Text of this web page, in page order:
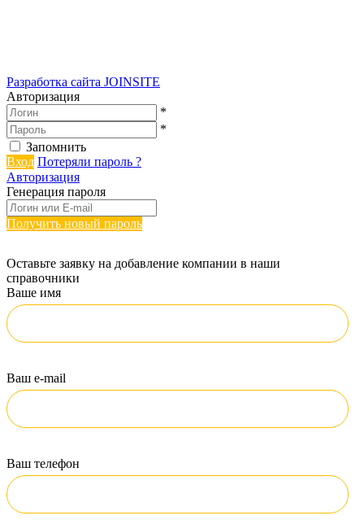
Разработка сайта JOINSITE
Авторизация
*
*
Запомнить
Вход Потеряли пароль ?
Авторизация
Генерация пароля
Получить новый пароль
Оставьте заявку на добавление компании в наши
справочники
Ваше имя
Ваш e-mail
Ваш телефон